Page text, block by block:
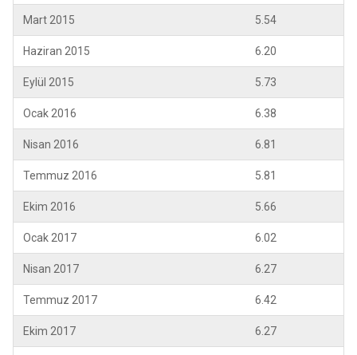
Mart 2015 5.54
Haziran 2015 6.20
Eylül 2015 5.73
Ocak 2016 6.38
Nisan 2016 6.81
Temmuz 2016 5.81
Ekim 2016 5.66
Ocak 2017 6.02
Nisan 2017 6.27
Temmuz 2017 6.42
Ekim 2017 6.27